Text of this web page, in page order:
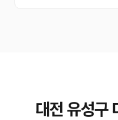
대전 유성구